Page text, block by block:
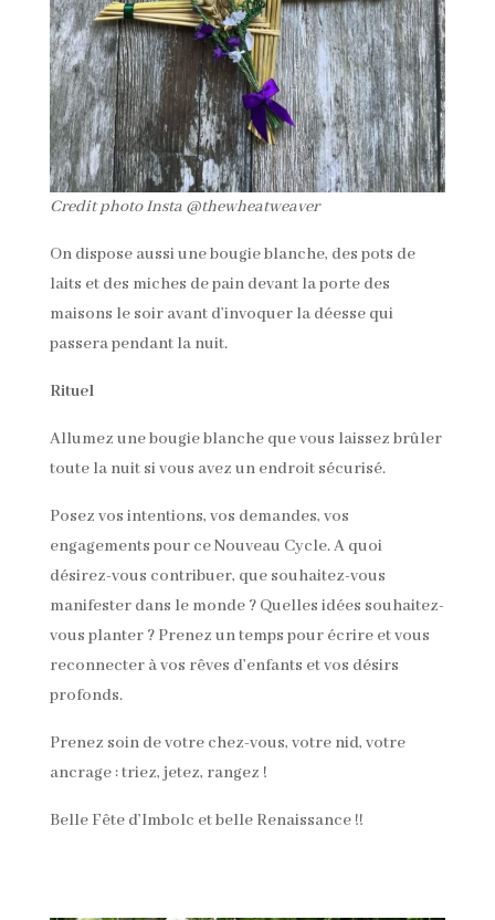
Credit photo Insta @thewheatweaver
On dispose aussi une bougie blanche, des pots de
laits et des miches de pain devant la porte des
maisons le soir avant d’invoquer la déesse qui
passera pendant la nuit.
Rituel
Allumez une bougie blanche que vous laissez brûler
toute la nuit si vous avez un endroit sécurisé.
Posez vos intentions, vos demandes, vos
engagements pour ce Nouveau Cycle. A quoi
désirez-vous contribuer, que souhaitez-vous
manifester dans le monde ? Quelles idées souhaitez-
vous planter ? Prenez un temps pour écrire et vous
reconnecter à vos rêves d’enfants et vos désirs
profonds.
Prenez soin de votre chez-vous, votre nid, votre
ancrage : triez, jetez, rangez !
Belle Fête d’Imbolc et belle Renaissance !!